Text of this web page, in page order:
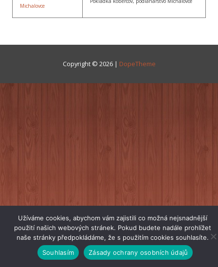
Michalovce
Copyright © 2026 | DopeTheme
Užíváme cookies, abychom vám zajistili co možná nejsnadnější
použití našich webových stránek. Pokud budete nadále prohlížet
naše stránky předpokládáme, že s použitím cookies souhlasíte.
Souhlasím
Zásady ochrany osobních údajů